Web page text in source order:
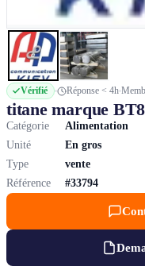
Vérifié Réponse < 4h
titane marque ВТ8
Catégorie
Alimentation
Unité
En gros
Type
vente
Référence
#33794